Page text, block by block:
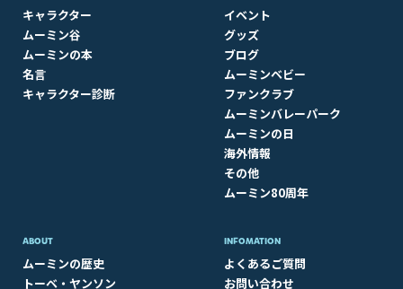
キャラクター
ムーミン谷
ムーミンの本
名言
キャラクター診断
イベント
グッズ
ブログ
ムーミンベビー
ファンクラブ
ムーミンバレーパーク
ムーミンの日
海外情報
その他
ムーミン80周年
ABOUT​
ムーミンの歴史
トーベ・ヤンソン
INFOMATION
よくあるご質問
お問い合わせ